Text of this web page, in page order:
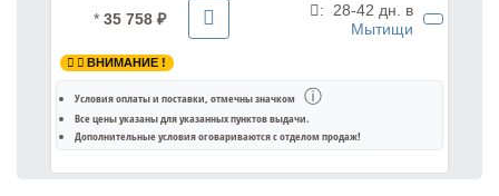
* 35 758 ₽ : 28-42 дн. в
Мытищи
ВНИМАНИЕ !
Условия оплаты и поставки, отмечны значком ⓘ
Все цены указаны дляуказанных пунктов выдачи.
Дополнительные условия оговариваются с отделом продаж!